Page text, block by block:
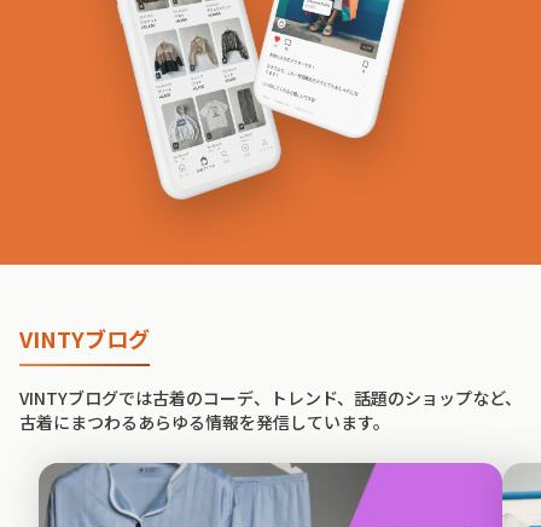
VINTYブログ
VINTYブログでは古着のコーデ、トレンド、話題のショップなど、
古着にまつわるあらゆる情報を発信しています。